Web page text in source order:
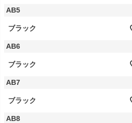
AB5
ブラック
AB6
ブラック
AB7
ブラック
AB8